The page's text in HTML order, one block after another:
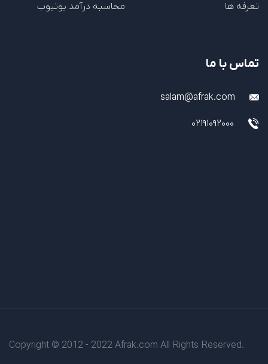
تعرفه ها
محاسبه درآمد یوتیوب
تماس با ما
salam@afrak.com
02191092000
Copyright © 2012 - 2022 Afrak.com All Rights Reserved.